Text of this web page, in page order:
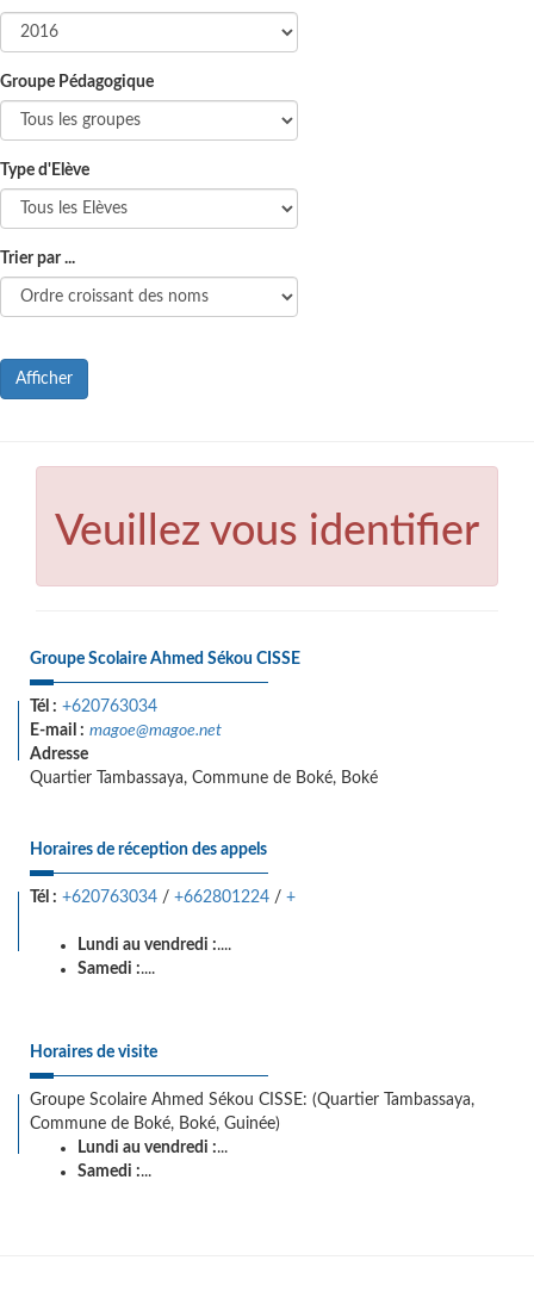
Groupe Pédagogique
Type d'Elève
Trier par ...
Afficher
Veuillez vous identifier
Groupe Scolaire Ahmed Sékou CISSE
Tél : +620763034
E-mail : magoe@magoe.net
Adresse
Quartier Tambassaya, Commune de Boké, Boké
Horaires de réception des appels
Tél : +620763034 / +662801224 / +
Lundi au vendredi :....
Samedi :....
Horaires de visite
Groupe Scolaire Ahmed Sékou CISSE: (Quartier Tambassaya,
Commune de Boké, Boké, Guinée)
Lundi au vendredi :...
Samedi :...